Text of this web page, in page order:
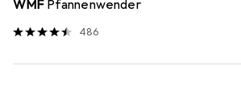
WMF Pfannenwender
486